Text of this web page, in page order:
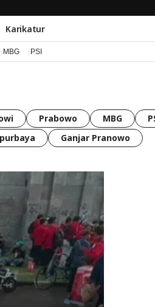
Karikatur
MBG PSI
Prabowo MBG
purbaya Ganjar Pranowo